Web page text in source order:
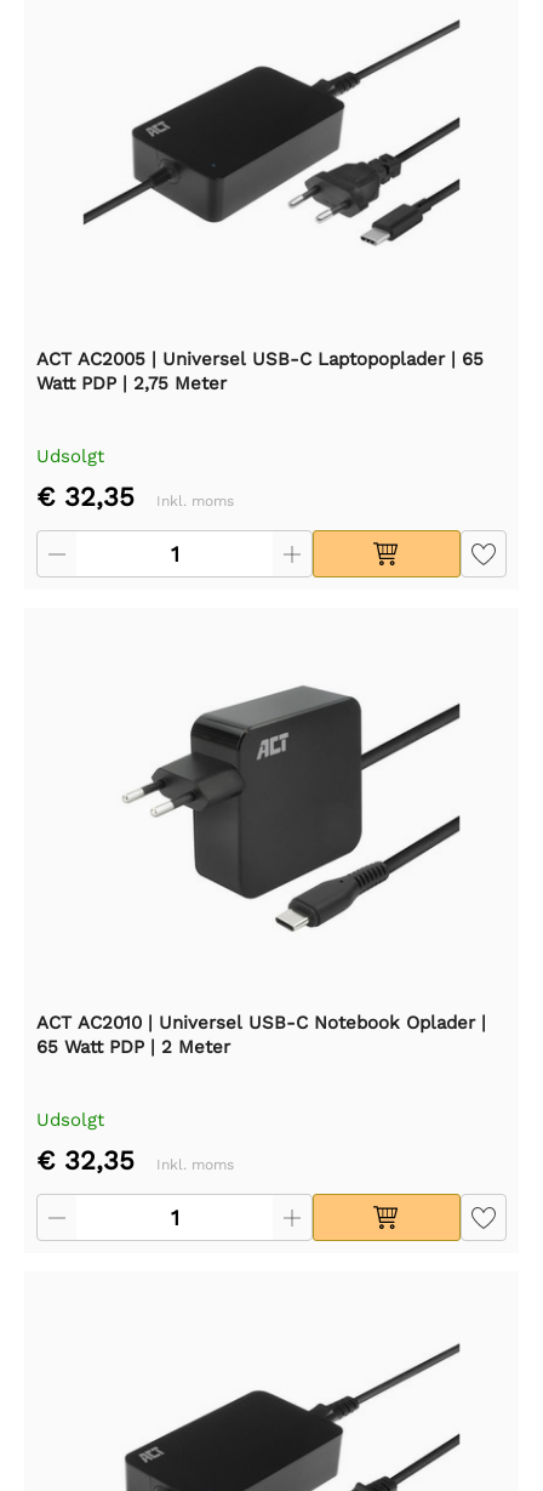
ACT AC2005 | Universel USB-C Laptopoplader | 65
Watt PDP | 2,75 Meter
Udsolgt
€ 32,35 Inkl. moms
ACT AC2010 | Universel USB-C Notebook Oplader |
65 Watt PDP | 2 Meter
Udsolgt
€ 32,35 Inkl. moms